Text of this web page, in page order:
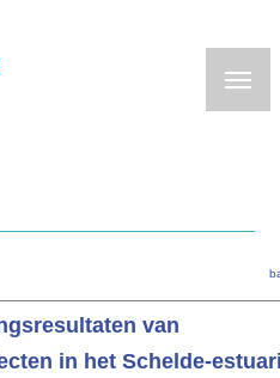
van
in het Schelde-